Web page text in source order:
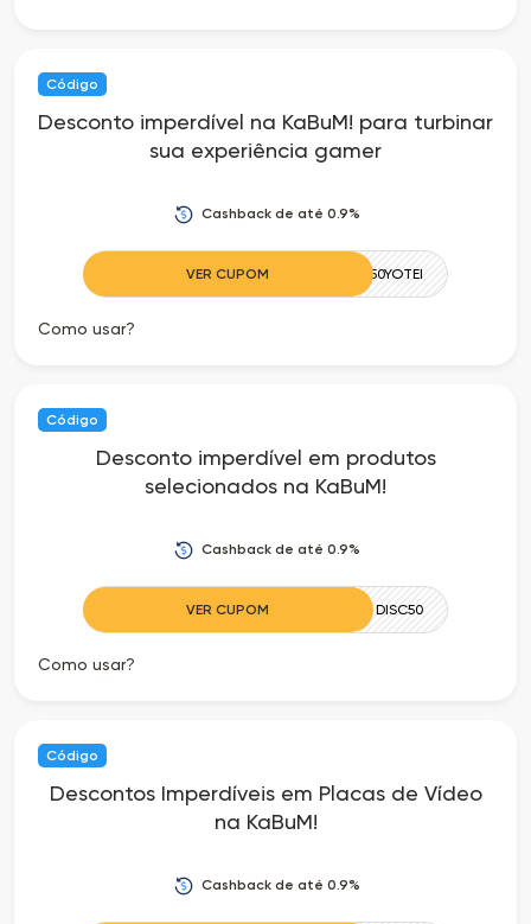
Código
Desconto imperdível na KaBuM! para turbinar
sua experiência gamer
Cashback de até 0.9%
VER CUPOM 50YOTEI
Como usar?
Código
Desconto imperdível em produtos
selecionados na KaBuM!
Cashback de até 0.9%
VER CUPOM DISC50
Como usar?
Código
Descontos Imperdíveis em Placas de Vídeo
na KaBuM!
Cashback de até 0.9%